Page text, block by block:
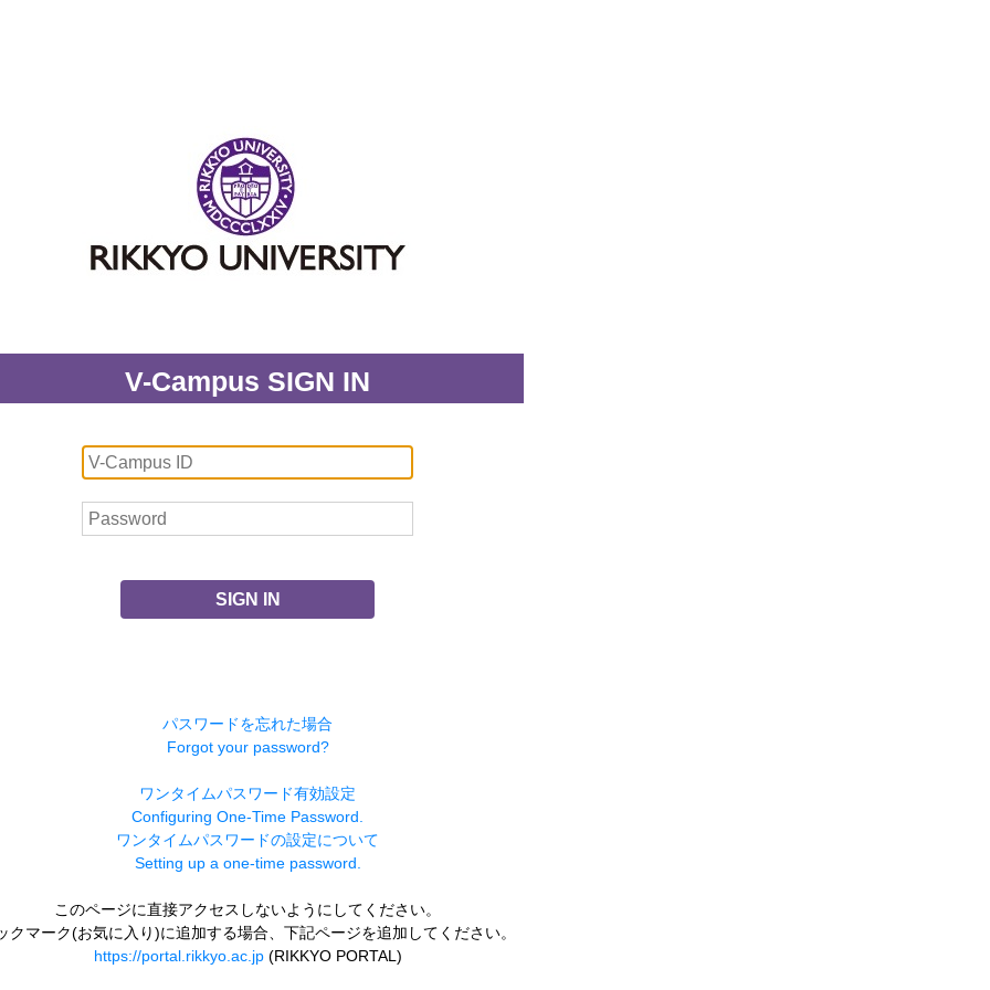
V-Campus SIGN IN
SIGN IN
パスワードを忘れた場合
Forgot your password?
ワンタイムパスワード有効設定
Configuring One-Time Password.
ワンタイムパスワードの設定について
Setting up a one-time password.
このページに直接アクセスしないようにしてください。
クマーク(お気に入り)に追加する場合、下記ページを追加してください。
https://portal.rikkyo.ac.jp(RIKKYO PORTAL)